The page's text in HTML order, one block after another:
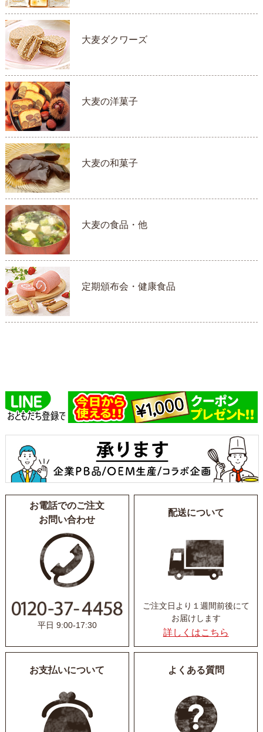
大麦ダクワーズ
大麦の洋菓子
大麦の和菓子
大麦の食品・他
定期頒布会・健康食品
お電話でのご注文
お問い合わせ
平日 9:00-17:30
配送について
ご注文日より１週間前後にて
お届けします
詳しくはこちら
お支払いについて よくある質問